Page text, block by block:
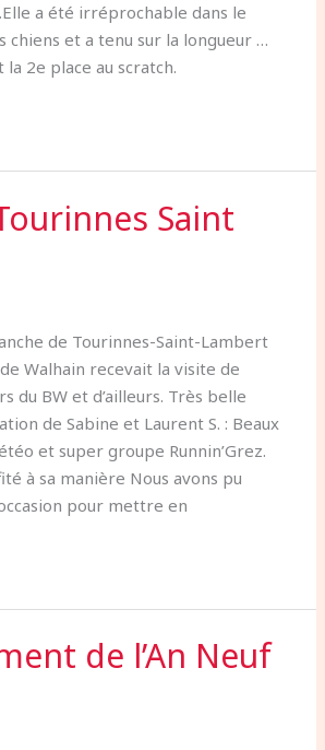
a été irréprochable dans le
chiens et a tenu sur la longueur …
la 2e place au scratch.
Saint
de Tourinnes-Saint-Lambert
Walhain recevait la visite de
du BW et d’ailleurs. Très belle
de Sabine et Laurent S. : Beaux
et super groupe Runnin’Grez.
à sa manière Nous avons pu
pour mettre en
de l’An Neuf